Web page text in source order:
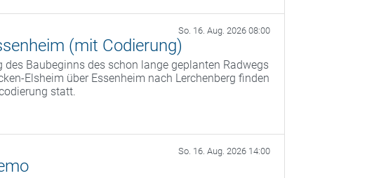
So. 16. Aug. 2026 08:00
(mit Codierung)
des Baubeginns des schon lange geplanten Radwegs
Elsheim über Essenheim nach Lerchenberg finden
statt.
So. 16. Aug. 2026 14:00